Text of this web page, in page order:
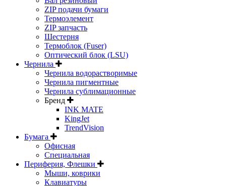
ZIP подачи бумаги
Термоэлемент
ZIP запчасть
Шестерня
Термоблок (Fuser)
Оптический блок (LSU)
Чернила
Чернила водорастворимые
Чернила пигментные
Чернила сублимационные
Бренд
INK MATE
KingJet
TrendVision
Бумага
Офисная
Специальная
Периферия, Флешки
Мыши, коврики
Клавиатуры